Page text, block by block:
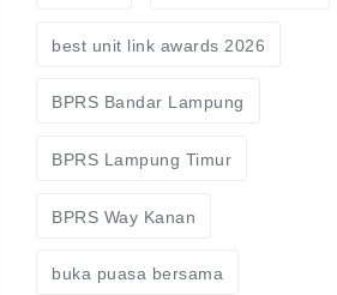
best unit link awards 2026
BPRS Bandar Lampung
BPRS Lampung Timur
BPRS Way Kanan
buka puasa bersama